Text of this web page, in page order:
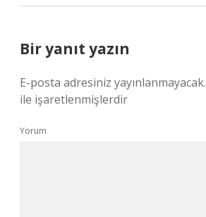
Bir yanıt yazın
E-posta adresiniz yayınlanmayacak.
ile işaretlenmişlerdir
Yorum